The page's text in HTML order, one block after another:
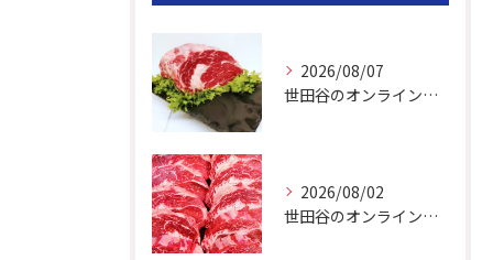
2026/08/07
世田谷のオンライン肉屋のお肉は美味しいですよ！
2026/08/02
世田谷のオンライン肉屋は厳選輸入牛を取り扱っています。